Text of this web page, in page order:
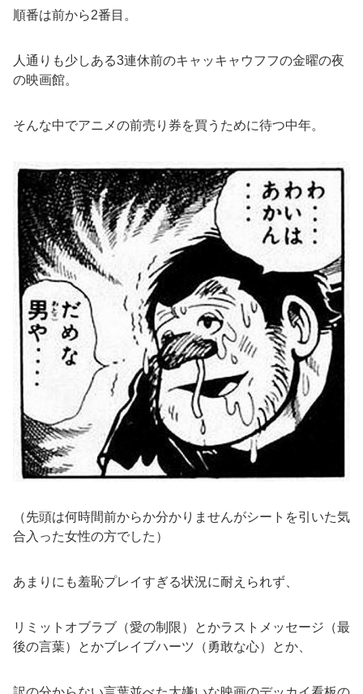
順番は前から2番目。
人通りも少しある3連休前のキャッキャウフフの金曜の夜
の映画館。
そんな中でアニメの前売り券を買うために待つ中年。
（先頭は何時間前からか分かりませんがシートを引いた気
合入った女性の方でした）
あまりにも羞恥プレイすぎる状況に耐えられず、
リミットオブラブ（愛の制限）とかラストメッセージ（最
後の言葉）とかブレイブハーツ（勇敢な心）とか、